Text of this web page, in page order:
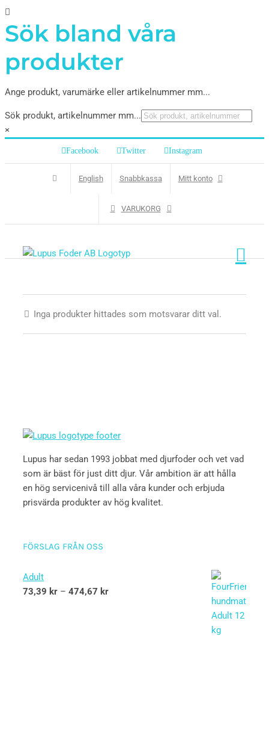
Sök bland våra
produkter
Ange produkt, varumärke eller artikelnummer mm...
Sök produkt, artikelnummer mm...
×
Facebook Twitter Instagram
English Snabbkassa Mitt konto
VARUKORG
Inga produkter hittades som motsvarar ditt val.
Lupus har sedan 1993 jobbat med djurfoder och vet vad
som är bäst för just ditt djur. Vår ambition är att hålla
en hög servicenivå till alla våra kunder och erbjuda
prisvärda produkter av hög kvalitet.
FÖRSLAG FRÅN OSS
Adult
73,39 kr – 474,67 kr